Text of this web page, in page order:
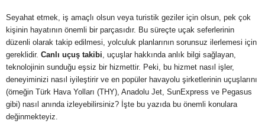
Seyahat etmek, iş amaçlı olsun veya turistik geziler için olsun, pek çok
kişinin hayatının önemli bir parçasıdır. Bu süreçte uçak seferlerinin
düzenli olarak takip edilmesi, yolculuk planlarının sorunsuz ilerlemesi için
gereklidir. Canlı uçuş takibi, uçuşlar hakkında anlık bilgi sağlayan,
teknolojinin sunduğu eşsiz bir hizmettir. Peki, bu hizmet nasıl işler,
deneyiminizi nasıl iyileştirir ve en popüler havayolu şirketlerinin uçuşlarını
(örneğin Türk Hava Yolları (THY), Anadolu Jet, SunExpress ve Pegasus
gibi) nasıl anında izleyebilirsiniz? İşte bu yazıda bu önemli konulara
değinmekteyiz.